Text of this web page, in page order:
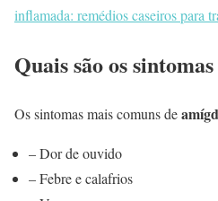
inflamada: remédios caseiros para
Quais são os
Os sintomas mais comuns de
– Dor de ouvido
– Febre e calafrios